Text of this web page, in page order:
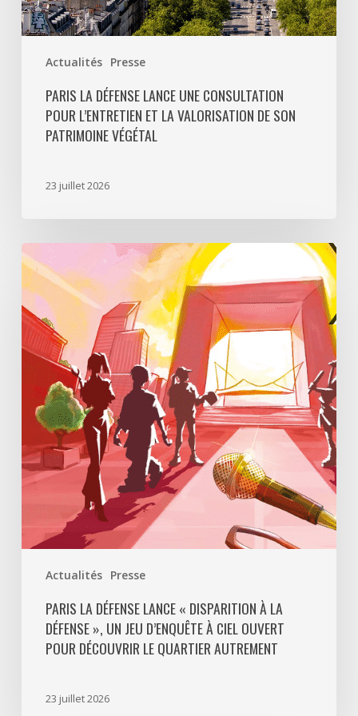
Actualités Presse
patrimoine
végétal
PARIS LA DÉFENSE LANCE UNE CONSULTATION
POUR L’ENTRETIEN ET LA VALORISATION DE SON
PATRIMOINE VÉGÉTAL
23 juillet 2026
Actualités Presse
Paris
La
Défense
lance
«
Disparition
Défense
un
jeu
d’enquête
à
ciel
découvrir
quartier
PARIS LA DÉFENSE LANCE « DISPARITION À LA
DÉFENSE », UN JEU D’ENQUÊTE À CIEL OUVERT
POUR DÉCOUVRIR LE QUARTIER AUTREMENT
23 juillet 2026